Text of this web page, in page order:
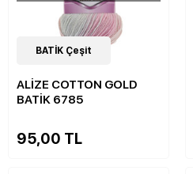
32Çeşit
BATİK Çeşit
ALİZE COTTON GOLD
BATİK 6785
95,00 TL